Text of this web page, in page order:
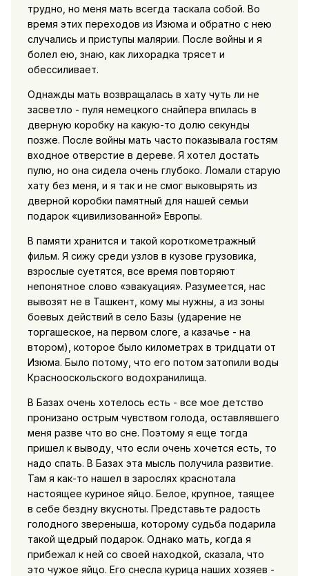
трудно, но меня мать всегда таскала собой. Во
время этих переходов из Изюма и обратно с нею
случались и приступы малярии. После войны и я
болел ею, знаю, как лихорадка трясет и
обессиливает.
Однажды мать возвращалась в хату чуть ли не
засветло - пуля немецкого снайпера впилась в
дверную коробку на какую-то долю секунды
позже. После войны мать часто показывала гостям
входное отверстие в дереве. Я хотел достать
пулю, но она сидела очень глубоко. Ломали старую
хату без меня, и я так и не смог выковырять из
дверной коробки памятный для нашей семьи
подарок «цивилизованной» Европы.
В памяти хранится и такой короткометражный
фильм. Я сижу среди узлов в кузове грузовика,
взрослые суетятся, все время повторяют
непонятное слово «эвакуация». Разумеется, нас
вывозят не в Ташкент, кому мы нужны, а из зоны
боевых действий в село Базы (ударение не
торгашеское, на первом слоге, а казачье - на
втором), которое было километрах в тридцати от
Изюма. Было потому, что его потом затопили воды
Краснооскольского водохранилища.
В Базах очень хотелось есть - все мое детство
пронизано острым чувством голода, оставлявшего
меня разве что во сне. Поэтому я еще тогда
пришел к выводу, что если очень хочется есть, то
надо спать. В Базах эта мысль получила развитие.
Там я как-то нашел в зарослях краснотала
настоящее куриное яйцо. Белое, крупное, таящее
в себе бездну вкусноты. Представьте радость
голодного звереныша, которому судьба подарила
такой щедрый подарок. Однако мать, когда я
прибежал к ней со своей находкой, сказала, что
это чужое яйцо. Его снесла курица наших хозяев -